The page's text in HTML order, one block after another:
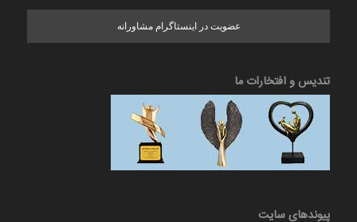
عضویت در اینستاگرام مشاورانه
تندیس و افتخارات ما
پیوندهای سایت